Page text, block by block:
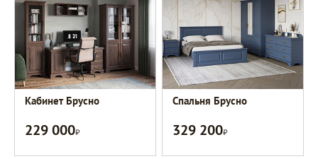
Кабинет Брусно
229 000Р
Спальня Брусно
329 200Р